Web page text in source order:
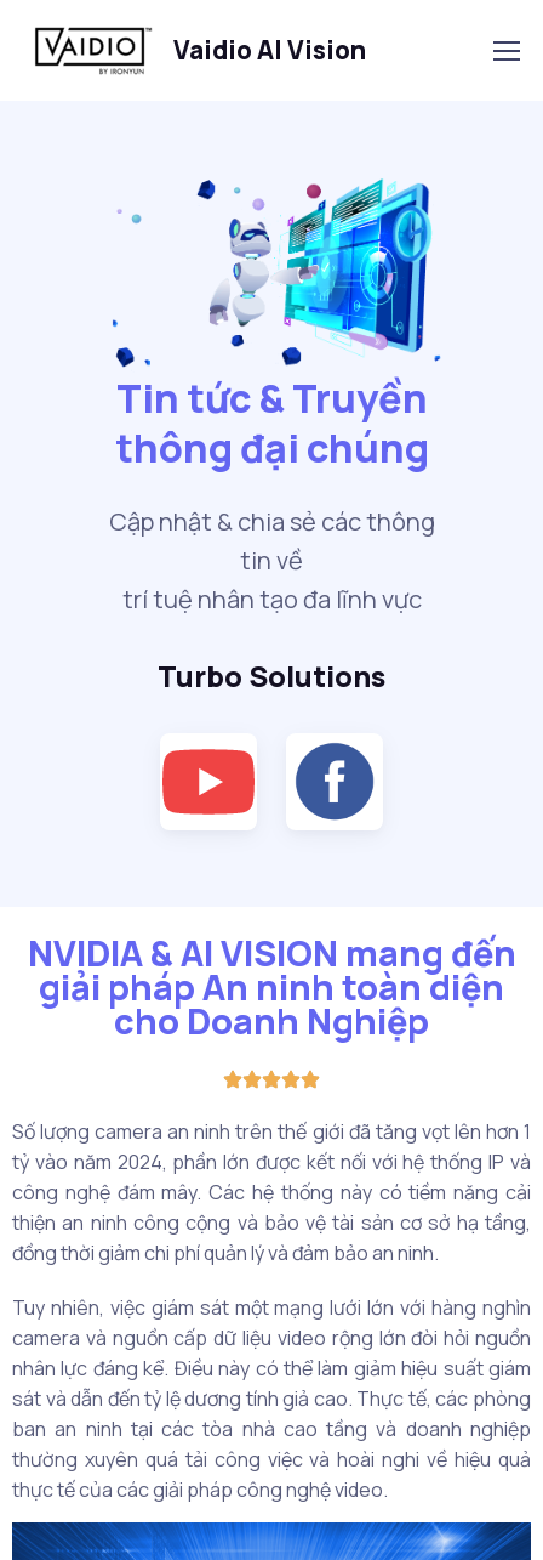
Vaidio AI Vision
Tin tức & Truyền
thông đại chúng
Cập nhật & chia sẻ các thông
tin về
trí tuệ nhân tạo đa lĩnh vực
Turbo Solutions
NVIDIA & AI VISION mang đến
giải pháp An ninh toàn diện
cho Doanh Nghiệp
Số lượng camera an ninh trên thế giới đã tăng vọt lên hơn 1
tỷ vào năm 2024, phần lớn được kết nối với hệ thống IP và
công nghệ đám mây. Các hệ thống này có tiềm năng cải
thiện an ninh công cộng và bảo vệ tài sản cơ sở hạ tầng,
đồng thời giảm chi phí quản lý và đảm bảo an ninh.
Tuy nhiên, việc giám sát một mạng lưới lớn với hàng nghìn
camera và nguồn cấp dữ liệu video rộng lớn đòi hỏi nguồn
nhân lực đáng kể. Điều này có thể làm giảm hiệu suất giám
sát và dẫn đến tỷ lệ dương tính giả cao. Thực tế, các phòng
ban an ninh tại các tòa nhà cao tầng và doanh nghiệp
thường xuyên quá tải công việc và hoài nghi về hiệu quả
thực tế của các giải pháp công nghệ video.